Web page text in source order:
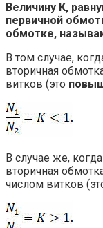
Величину К,
первичной
обмотке,
В том случае,
вторичная
витков (это
В случае же,
вторичная
числом витков